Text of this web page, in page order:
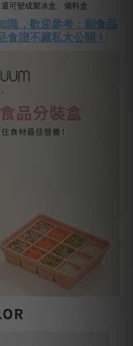
可變成製冰盒、備料盒
識，歡迎參考：副食品
食譜不藏私大公開！